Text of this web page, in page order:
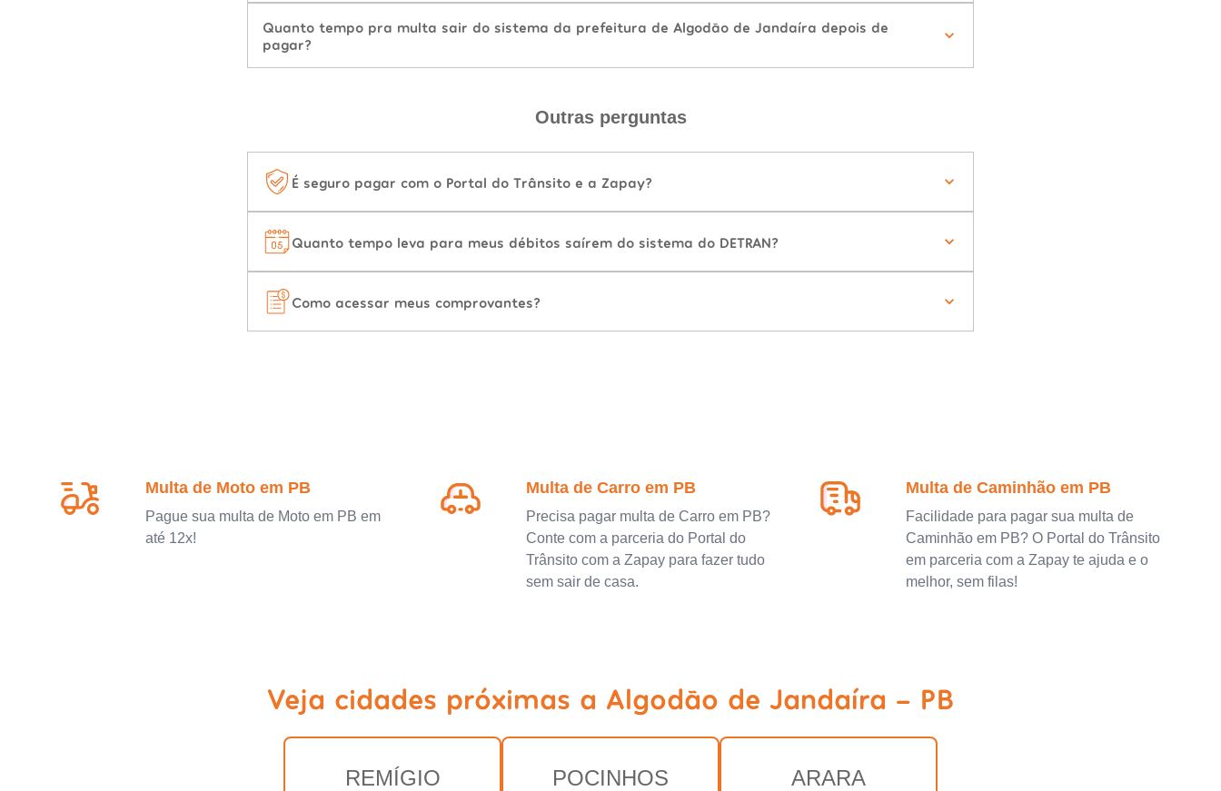
Quanto tempo pra multa sair do sistema da prefeitura de Algodão de Jandaíra depois de
pagar?
Outras perguntas
É seguro pagar com o Portal do Trânsito e a Zapay?
Quanto tempo leva para meus débitos saírem do sistema do DETRAN?
Como acessar meus comprovantes?
Multa de Moto em PB
Pague sua multa de Moto em PB em
até 12x!
Multa de Carro em PB
Precisa pagar multa de Carro em PB?
Conte com a parceria do Portal do
Trânsito com a Zapay para fazer tudo
sem sair de casa.
Multa de Caminhão em PB
Facilidade para pagar sua multa de
Caminhão em PB? O Portal do Trânsito
em parceria com a Zapay te ajuda e o
melhor, sem filas!
Veja cidades próximas a Algodão de Jandaíra - PB
REMÍGIO POCINHOS ARARA